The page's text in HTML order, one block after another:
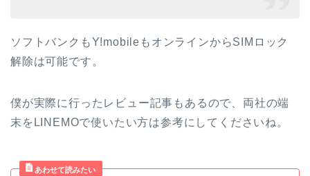
ソフトバンクもY!mobileもオンラインからSIMロック
解除は可能です。
僕が実際に行ったレビュー記事もあるので、両社の端
末をLINEMOで使いたい方は参考にしてくださいね。